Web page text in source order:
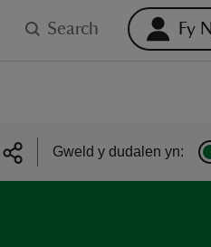
Search Fy
Gweld y dudalen yn: